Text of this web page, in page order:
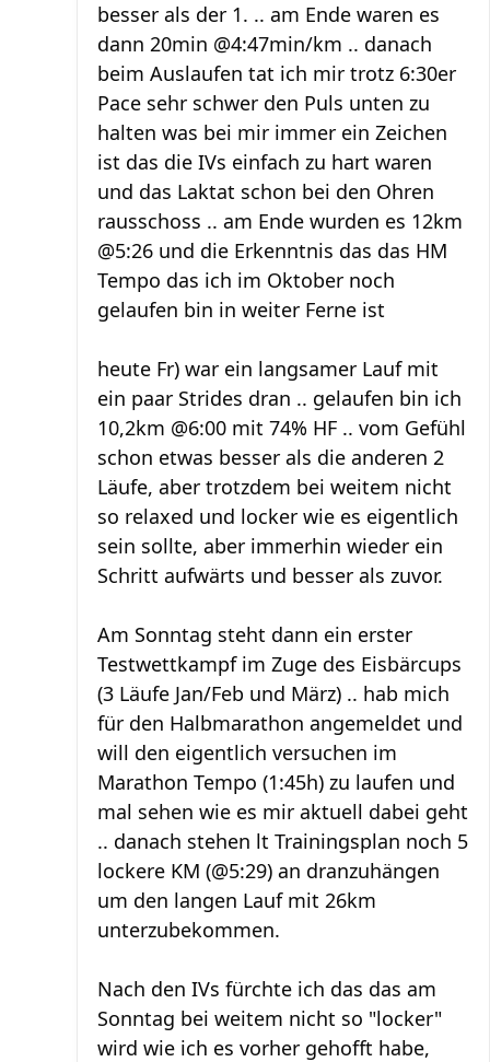
besser als der 1. .. am Ende waren es
dann 20min @4:47min/km .. danach
beim Auslaufen tat ich mir trotz 6:30er
Pace sehr schwer den Puls unten zu
halten was bei mir immer ein Zeichen
ist das die IVs einfach zu hart waren
und das Laktat schon bei den Ohren
rausschoss .. am Ende wurden es 12km
@5:26 und die Erkenntnis das das HM
Tempo das ich im Oktober noch
gelaufen bin in weiter Ferne ist
heute Fr) war ein langsamer Lauf mit
ein paar Strides dran .. gelaufen bin ich
10,2km @6:00 mit 74% HF .. vom Gefühl
schon etwas besser als die anderen 2
Läufe, aber trotzdem bei weitem nicht
so relaxed und locker wie es eigentlich
sein sollte, aber immerhin wieder ein
Schritt aufwärts und besser als zuvor.
Am Sonntag steht dann ein erster
Testwettkampf im Zuge des Eisbärcups
(3 Läufe Jan/Feb und März) .. hab mich
für den Halbmarathon angemeldet und
will den eigentlich versuchen im
Marathon Tempo (1:45h) zu laufen und
mal sehen wie es mir aktuell dabei geht
.. danach stehen lt Trainingsplan noch 5
lockere KM (@5:29) an dranzuhängen
um den langen Lauf mit 26km
unterzubekommen.
Nach den IVs fürchte ich das das am
Sonntag bei weitem nicht so "locker"
wird wie ich es vorher gehofft habe,